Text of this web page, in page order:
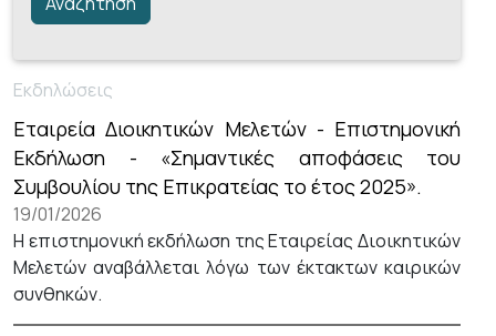
Εκδηλώσεις
Εταιρεία Διοικητικών Μελετών - Επιστημονική
Εκδήλωση - «Σημαντικές αποφάσεις του
Συμβουλίου της Επικρατείας το έτος 2025».
19/01/2026
Η επιστημονική εκδήλωση της Εταιρείας Διοικητικών
Μελετών αναβάλλεται λόγω των έκτακτων καιρικών
συνθηκών.